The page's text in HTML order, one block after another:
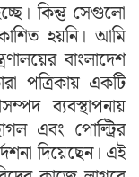
কিন্তু সেগুলো
হয়নি। আমি
বাংলাদেশ
পত্রিকায় একটি
ব্যবস্থাপনায়
এবং পোল্ট্রির
দিয়েছেন। এই